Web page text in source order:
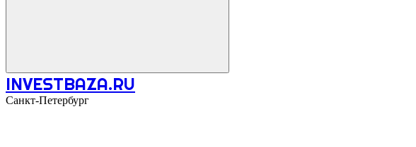
INVESTBAZA.RU
Санкт-Петербург